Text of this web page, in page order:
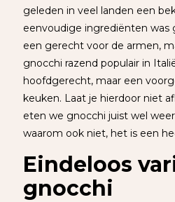
geleden in veel landen een
eenvoudige ingrediënten was
een gerecht voor de armen,
gnocchi razend populair in
hoofdgerecht, maar een
keuken. Laat je hierdoor niet
eten we gnocchi juist wel
waarom ook niet, het is een
Eindeloos
gnocchi